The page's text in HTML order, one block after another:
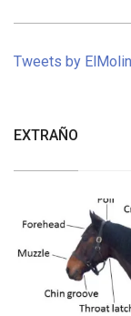
Tweets by
EXTRAÑO